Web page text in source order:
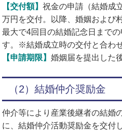
【交付額】祝金の申請（結婚成
万円を交付。以降、婚姻および
最大で4回目の結婚記念日まで
す。※結婚成立時の交付と合わ
【申請期限】婚姻届を提出した
（2）結婚仲介奨励金
仲介等により産業後継者の結婚
に、結婚仲介活動奨励金を交付